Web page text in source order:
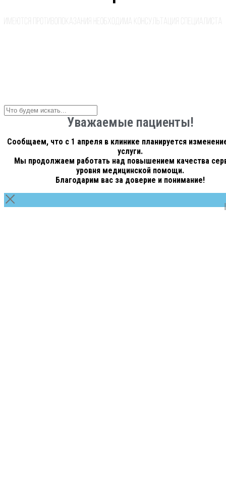
Уважаемые пациенты!
Сообщаем, что с 1 апреля в клинике планируется
услуги.
Мы продолжаем работать над повышением качества
уровня медицинской помощи.
Благодарим вас за доверие и понимание!